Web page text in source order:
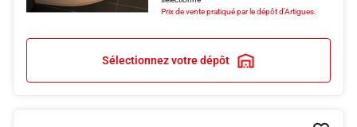
Prix de vente pratiqué par le dépôt d'Artigues.
Sélectionnez votre dépôt